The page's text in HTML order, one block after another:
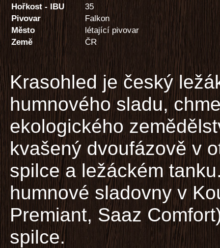
Hořkost - IBU
35
Pivovar
Falkon
Město
létající pivovar
Země
ČR
Krasohled je český
humnového sladu,
ekologického
kvašený dvoufázově v
spilce a ležáckém
humnové sladovny v
Premiant, Saaz
spilce.